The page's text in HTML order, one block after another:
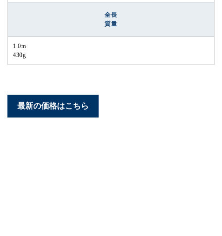
全長
質量
1.0m
430g
最新の価格はこちら